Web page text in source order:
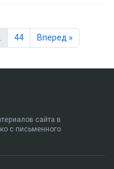
44 Вперед »
сайта в
с письменного